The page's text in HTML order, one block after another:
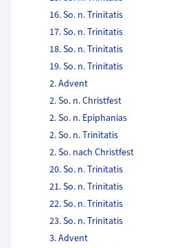
16. So. n. Trinitatis
17. So. n. Trinitatis
18. So. n. Trinitatis
19. So. n. Trinitatis
2. Advent
2. So. n. Christfest
2. So. n. Epiphanias
2. So. n. Trinitatis
2. So. nach Christfest
20. So. n. Trinitatis
21. So. n. Trinitatis
22. So. n. Trinitatis
23. So. n. Trinitatis
3. Advent